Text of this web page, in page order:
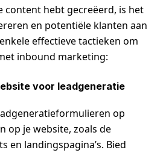
content hebt gecreëerd, is het
en potentiële klanten aan
effectieve tactieken om
inbound marketing:
voor leadgeneratie
op
op je website, zoals de
en landingspagina’s. Bied